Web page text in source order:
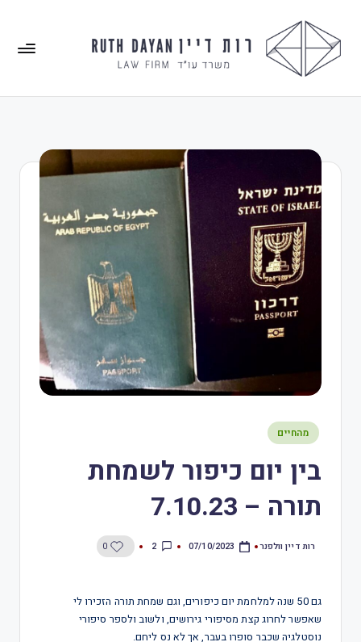
מהחיים
בין יום כיפור לשמחת
תורה – 7.10.23
רות דיין וולפנר 07/10/2023
2
0
גם 50 שנה למלחמת יום כיפורים, וגם שמחת תורה הזכירו לי
שאפשר לחרוג קצת מסיפורי גירושים, ולשוב ולספר סיפורי
נוסטלגיה שכבר סופרו בעבר, אך לא נס ליחם.